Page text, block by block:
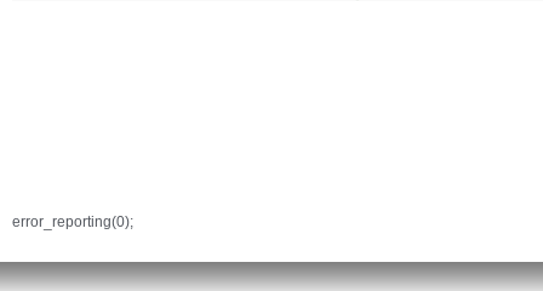
error_reporting(0);